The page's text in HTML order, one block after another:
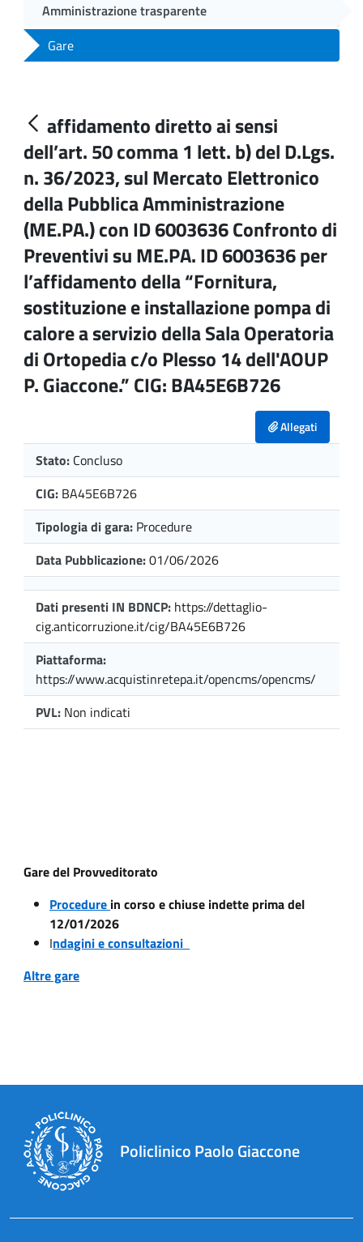
Amministrazione trasparente
Gare
affidamento diretto ai sensi
dell’art. 50 comma 1 lett. b) del D.Lgs.
n. 36/2023, sul Mercato Elettronico
della Pubblica Amministrazione
(ME.PA.) con ID 6003636 Confronto di
Preventivi su ME.PA. ID 6003636 per
l’affidamento della “Fornitura,
sostituzione e installazione pompa di
calore a servizio della Sala Operatoria
di Ortopedia c/o Plesso 14 dell'AOUP
P. Giaccone.” CIG: BA45E6B726
Allegati
Stato: Concluso
CIG: BA45E6B726
Tipologia di gara: Procedure
Data Pubblicazione:01/06/2026
Dati presenti IN BDNCP: https://dettaglio-
cig.anticorruzione.it/cig/BA45E6B726
Piattaforma:
https://www.acquistinretepa.it/opencms/opencms/
PVL: Non indicati
Gare del Provveditorato
Procedure in corso e chiuse indette prima del
12/01/2026
Indagini e consultazioni
Altre gare
Policlinico Paolo Giaccone